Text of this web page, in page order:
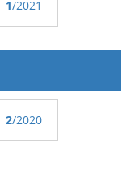
1/2021
2/2020